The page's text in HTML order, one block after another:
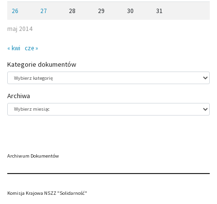
maj 2014
26 27 28 29 30 31
« kwi cze »
Kategorie dokumentów
dokumentów
Archiwa
Archiwa
Archiwum Dokumentów
Komisja Krajowa NSZZ "Solidarność"